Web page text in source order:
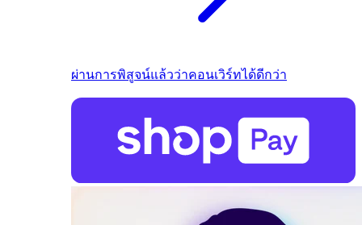
ผ่านการพิสูจน์แล้วว่าคอนเวิร์ทได้ดีกว่า